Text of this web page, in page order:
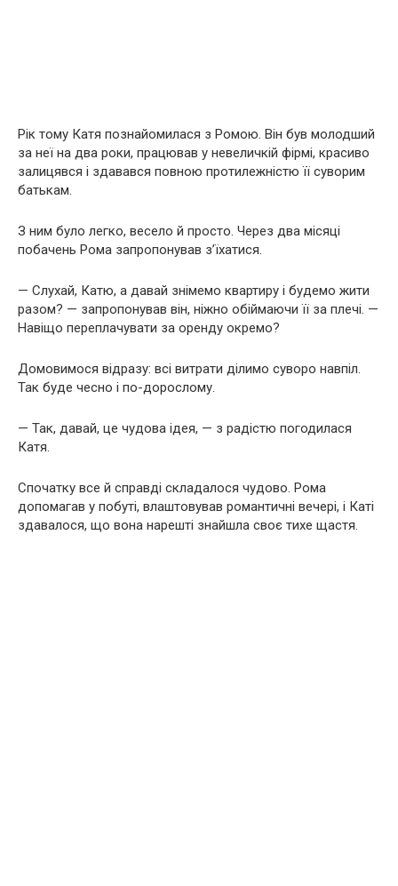
Рік тому Катя познайомилася з Ромою. Він був молодший
за неї на два роки, працював у невеличкій фірмі, красиво
залицявся і здавався повною протилежністю її суворим
батькам.
З ним було легко, весело й просто. Через два місяці
побачень Рома запропонував з’їхатися.
— Слухай, Катю, а давай знімемо квартиру і будемо жити
разом? — запропонував він, ніжно обіймаючи її за плечі. —
Навіщо переплачувати за оренду окремо?
Домовимося відразу: всі витрати ділимо суворо навпіл.
Так буде чесно і по-дорослому.
— Так, давай, це чудова ідея, — з радістю погодилася
Катя.
Спочатку все й справді складалося чудово. Рома
допомагав у побуті, влаштовував романтичні вечері, і Каті
здавалося, що вона нарешті знайшла своє тихе щастя.